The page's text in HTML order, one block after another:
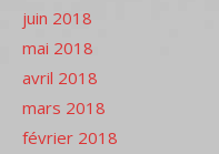
juin 2018
mai 2018
avril 2018
mars 2018
février 2018